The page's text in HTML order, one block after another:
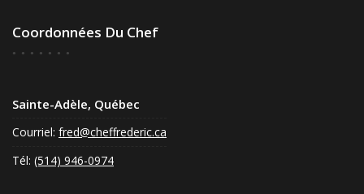
Coordonnées Du Chef
Sainte-Adèle, Québec
Courriel: fred@cheffrederic.ca
Tél: (514) 946-0974